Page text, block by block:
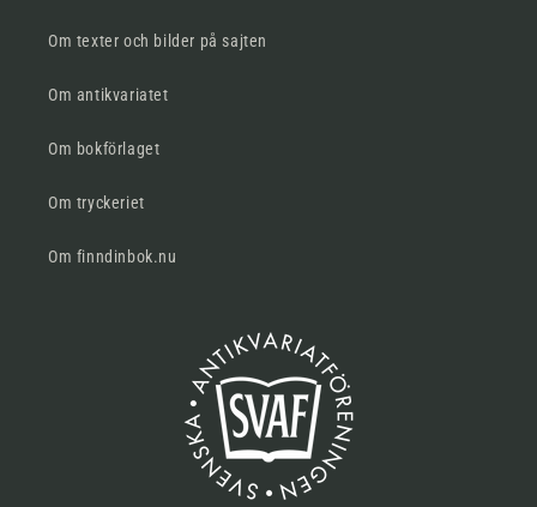
Om texter och bilder på sajten
Om antikvariatet
Om bokförlaget
Om tryckeriet
Om finndinbok.nu